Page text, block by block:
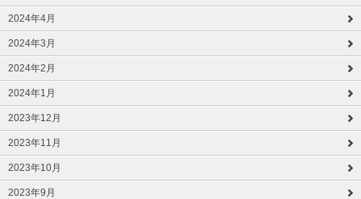
2024年4月
2024年3月
2024年2月
2024年1月
2023年12月
2023年11月
2023年10月
2023年9月